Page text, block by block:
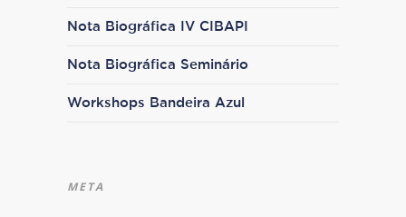
Nota Biográfica IV CIBAPI
Nota Biográfica Seminário
Workshops Bandeira Azul
META